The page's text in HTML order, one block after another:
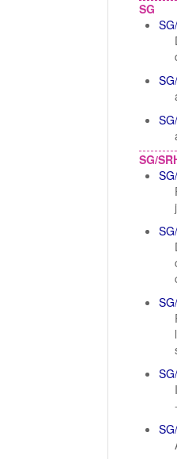
SG
SG/